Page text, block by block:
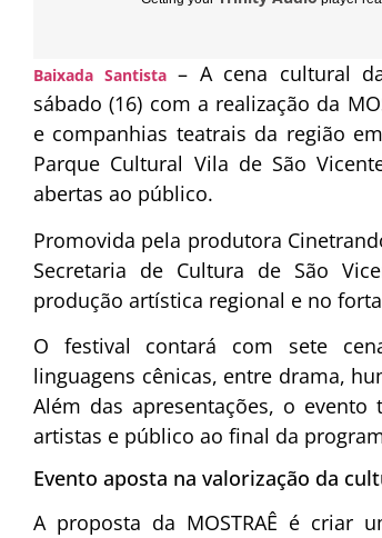
Baixada Santista– A cena cultural da
sábado (16) com a realização da
e companhias teatrais da região
Parque Cultural Vila de São
abertas ao público.
Promovida pela produtora
Secretaria de Cultura de São
produção artística regional e no
O festival contará com sete
linguagens cênicas, entre drama,
Além das apresentações, o
artistas e público ao final da
Evento aposta na valorização da
A proposta da MOSTRAÊ é criar